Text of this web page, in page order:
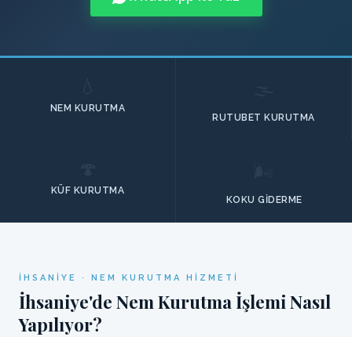
NEM KURUTMA
RUTUBET KURUTMA
KÜF KURUTMA
KOKU GIDERME
İHSANIYE · NEM KURUTMA HIZMETI
İhsaniye'de Nem Kurutma İşlemi Nasıl
Yapılıyor?